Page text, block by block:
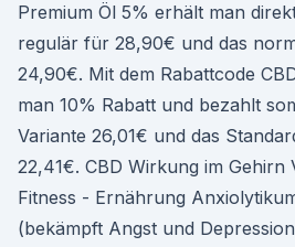
Premium Öl 5% erhält man
regulär für 28,90€ und das
24,90€. Mit dem Rabattcode
man 10% Rabatt und bezahlt
Variante 26,01€ und das
22,41€. CBD Wirkung im Gehirn
Fitness - Ernährung
(bekämpft Angst und